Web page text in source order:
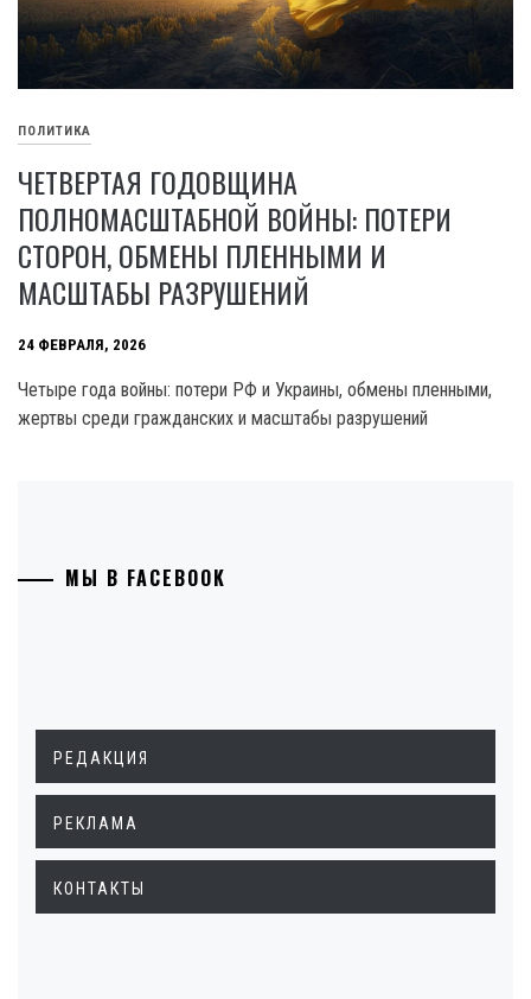
ПОЛИТИКА
ЧЕТВЕРТАЯ ГОДОВЩИНА
ПОЛНОМАСШТАБНОЙ ВОЙНЫ: ПОТЕРИ
СТОРОН, ОБМЕНЫ ПЛЕННЫМИ И
МАСШТАБЫ РАЗРУШЕНИЙ
24 ФЕВРАЛЯ, 2026
Четыре года войны: потери РФ и Украины, обмены пленными,
жертвы среди гражданских и масштабы разрушений
МЫ В FACEBOOK
РЕДАКЦИЯ
РЕКЛАМА
КОНТАКТЫ